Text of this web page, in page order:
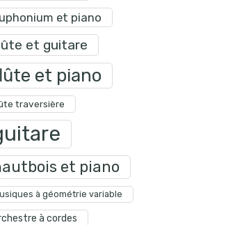
et piano
et guitare
et piano
traversière
et piano
à géométrie variable
à cordes